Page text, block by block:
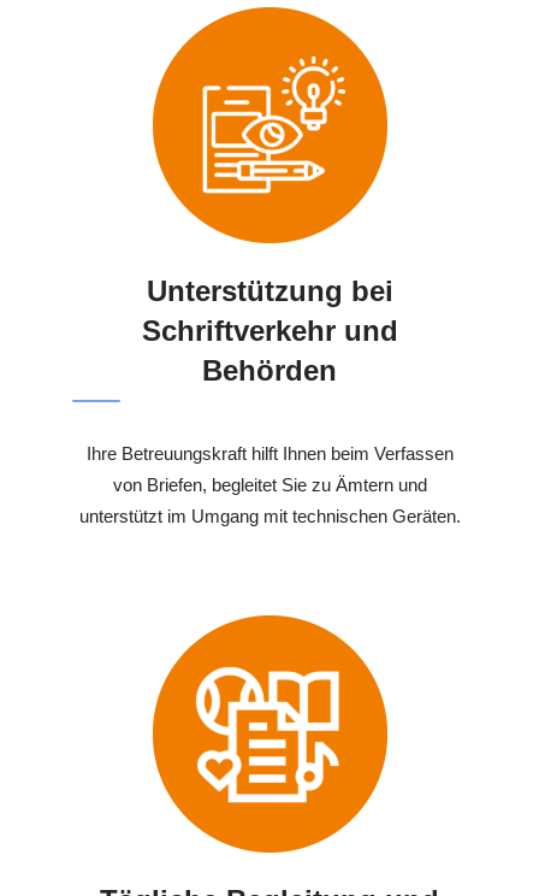
Unterstützung bei
Schriftverkehr und
Behörden
Ihre Betreuungskraft hilft Ihnen beim Verfassen
von Briefen, begleitet Sie zu Ämtern und
unterstützt im Umgang mit technischen Geräten.